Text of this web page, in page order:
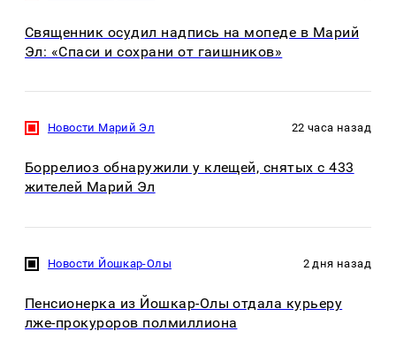
Священник осудил надпись на мопеде в Марий
Эл: «Спаси и сохрани от гаишников»
Новости Марий Эл 22 часа назад
Боррелиоз обнаружили у клещей, снятых с 433
жителей Марий Эл
Новости Йошкар-Олы 2 дня назад
Пенсионерка из Йошкар-Олы отдала курьеру
лже-прокуроров полмиллиона